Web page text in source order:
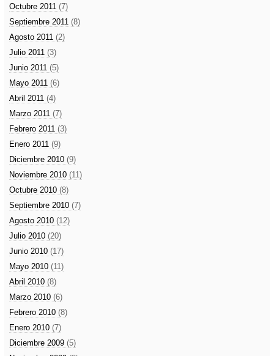
Octubre 2011 (7)
Septiembre 2011 (8)
Agosto 2011 (2)
Julio 2011 (3)
Junio 2011 (5)
Mayo 2011 (6)
Abril 2011 (4)
Marzo 2011 (7)
Febrero 2011 (3)
Enero 2011 (9)
Diciembre 2010 (9)
Noviembre 2010 (11)
Octubre 2010 (8)
Septiembre 2010 (7)
Agosto 2010 (12)
Julio 2010 (20)
Junio 2010 (17)
Mayo 2010 (11)
Abril 2010 (8)
Marzo 2010 (6)
Febrero 2010 (8)
Enero 2010 (7)
Diciembre 2009 (5)